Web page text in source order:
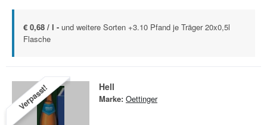
€ 0,68 / l - und weitere Sorten +3.10 Pfand je Träger 20x0,5l
Flasche
Verpasst! Hell
Marke: Oettinger